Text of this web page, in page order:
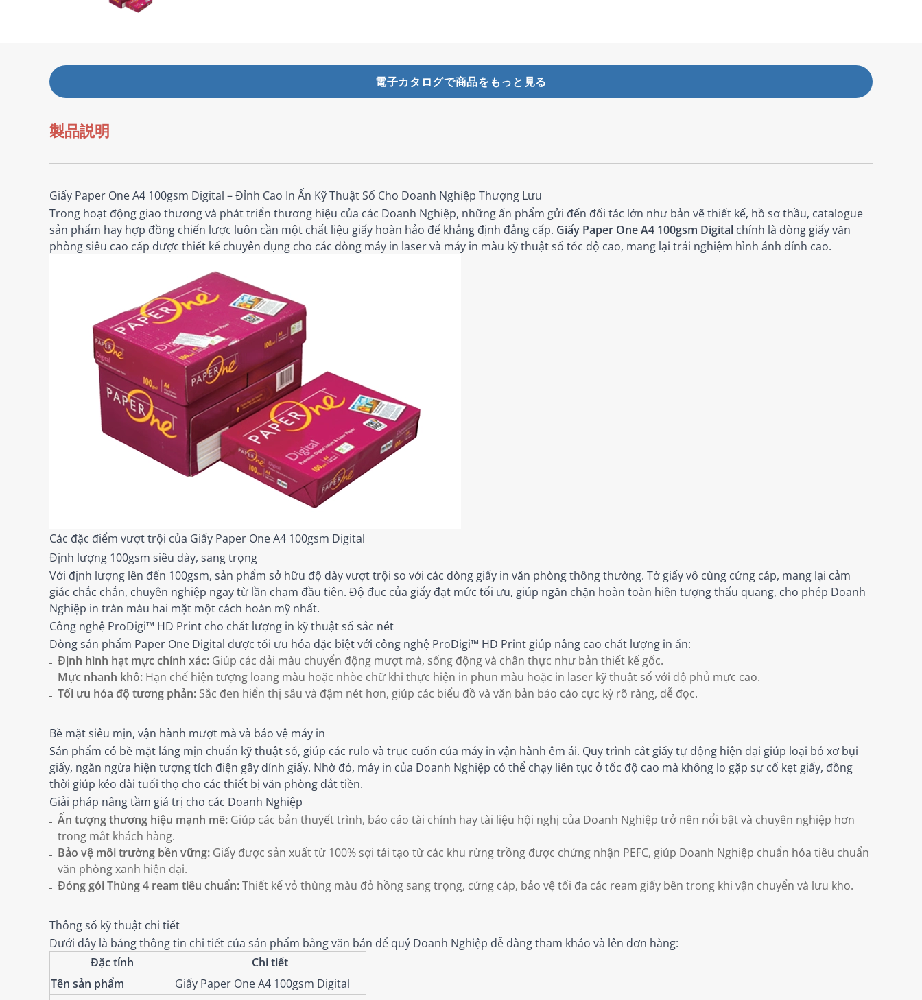
電子カタログで商品をもっと見る
製品説明
Giấy Paper One A4 100gsm Digital – Đỉnh Cao In Ấn Kỹ Thuật Số Cho Doanh Nghiệp Thượng Lưu
Trong hoạt động giao thương và phát triển thương hiệu của các Doanh Nghiệp, những ấn phẩm gửi đến đối tác lớn như bản vẽ thiết kế, hồ sơ thầu, catalogue
sản phẩm hay hợp đồng chiến lược luôn cần một chất liệu giấy hoàn hảo để khẳng định đẳng cấp. Giấy Paper One A4 100gsm Digital chính là dòng giấy văn
phòng siêu cao cấp được thiết kế chuyên dụng cho các dòng máy in laser và máy in màu kỹ thuật số tốc độ cao, mang lại trải nghiệm hình ảnh đỉnh cao.
Các đặc điểm vượt trội của Giấy Paper One A4 100gsm Digital
Định lượng 100gsm siêu dày, sang trọng
Với định lượng lên đến 100gsm, sản phẩm sở hữu độ dày vượt trội so với các dòng giấy in văn phòng thông thường. Tờ giấy vô cùng cứng cáp, mang lại cảm
giác chắc chắn, chuyên nghiệp ngay từ lần chạm đầu tiên. Độ đục của giấy đạt mức tối ưu, giúp ngăn chặn hoàn toàn hiện tượng thấu quang, cho phép Doanh
Nghiệp in tràn màu hai mặt một cách hoàn mỹ nhất.
Công nghệ ProDigi™ HD Print cho chất lượng in kỹ thuật số sắc nét
Dòng sản phẩm Paper One Digital được tối ưu hóa đặc biệt với công nghệ ProDigi™ HD Print giúp nâng cao chất lượng in ấn:
Định hình hạt mực chính xác: Giúp các dải màu chuyển động mượt mà, sống động và chân thực như bản thiết kế gốc.
Mực nhanh khô: Hạn chế hiện tượng loang màu hoặc nhòe chữ khi thực hiện in phun màu hoặc in laser kỹ thuật số với độ phủ mực cao.
Tối ưu hóa độ tương phản: Sắc đen hiển thị sâu và đậm nét hơn, giúp các biểu đồ và văn bản báo cáo cực kỳ rõ ràng, dễ đọc.
Bề mặt siêu mịn, vận hành mượt mà và bảo vệ máy in
Sản phẩm có bề mặt láng mịn chuẩn kỹ thuật số, giúp các rulo và trục cuốn của máy in vận hành êm ái. Quy trình cắt giấy tự động hiện đại giúp loại bỏ xơ bụi
giấy, ngăn ngừa hiện tượng tích điện gây dính giấy. Nhờ đó, máy in của Doanh Nghiệp có thể chạy liên tục ở tốc độ cao mà không lo gặp sự cố kẹt giấy, đồng
thời giúp kéo dài tuổi thọ cho các thiết bị văn phòng đắt tiền.
Giải pháp nâng tầm giá trị cho các Doanh Nghiệp
Ấn tượng thương hiệu mạnh mẽ: Giúp các bản thuyết trình, báo cáo tài chính hay tài liệu hội nghị của Doanh Nghiệp trở nên nổi bật và chuyên nghiệp hơn
trong mắt khách hàng.
Bảo vệ môi trường bền vững: Giấy được sản xuất từ 100% sợi tái tạo từ các khu rừng trồng được chứng nhận PEFC, giúp Doanh Nghiệp chuẩn hóa tiêu chuẩn
văn phòng xanh hiện đại.
Đóng gói Thùng 4 ream tiêu chuẩn:Thiết kế vỏ thùng màu đỏ hồng sang trọng, cứng cáp, bảo vệ tối đa các ream giấy bên trong khi vận chuyển và lưu kho.
Thông số kỹ thuật chi tiết
Dưới đây là bảng thông tin chi tiết của sản phẩm bằng văn bản để quý Doanh Nghiệp dễ dàng tham khảo và lên đơn hàng:
Đặc tính
Chi tiết
Tên sản phẩm
Giấy Paper One A4 100gsm Digital